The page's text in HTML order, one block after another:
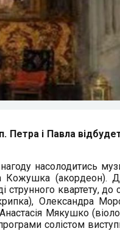
Петра і Павла
нагоду насолодитись
Кожушка (акордеон).
струнного квартету, до
Олександра
Мякушко
солістом